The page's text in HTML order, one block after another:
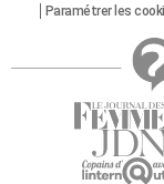
Paramétrer les